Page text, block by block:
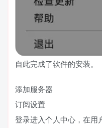
自此完成了软件的安装。
添加服务器
订阅设置
登录进入个人中心，在用